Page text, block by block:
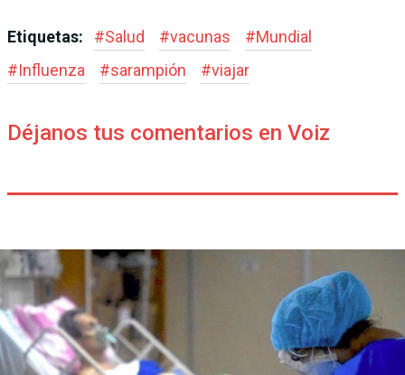
Etiquetas: #Salud #vacunas #Mundial
#Influenza #sarampión #viajar
Déjanos tus comentarios en Voiz